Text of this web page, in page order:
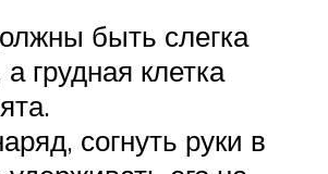
быть слегка
грудная клетка
согнуть руки в